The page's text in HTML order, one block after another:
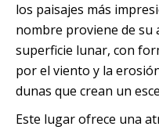
los paisajes más
nombre proviene de su
superficie lunar, con
por el viento y la
dunas que crean un
Este lugar ofrece una